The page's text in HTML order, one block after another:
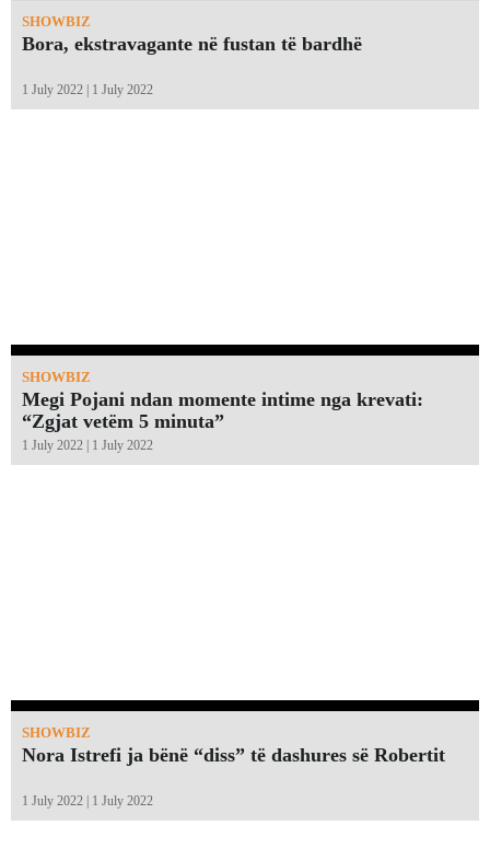
SHOWBIZ
Bora, ekstravagante në fustan të bardhë
1 July 2022 | 1 July 2022
SHOWBIZ
Megi Pojani ndan momente intime nga krevati:
“Zgjat vetëm 5 minuta”￼
1 July 2022 | 1 July 2022
SHOWBIZ
Nora Istrefi ja bënë “diss” të dashures së Robertit
1 July 2022 | 1 July 2022